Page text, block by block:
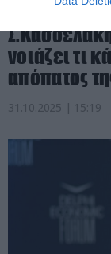
PRONEWS.GR /ΑΛΛΑ
νοιάζει τι
απόπατος
31.10.2025 | 15:19